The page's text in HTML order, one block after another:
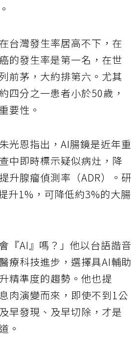
在台灣發生率居高不下，在
的發生率是第一名，在世
前茅，大約排第六。尤其
四分之一患者小於50歲，
要性。
光恩指出，AI腸鏡是近年重
中即時標示疑似病灶，降
升腺瘤偵測率（ADR）。研
升1%，可降低約3%的大腸
『AI』嗎？」他以台語諧音
療科技進步，選擇具AI輔助
精準度的趨勢。他也提
肉演變而來，即使不到1公
早發現、及早切除，才是
。